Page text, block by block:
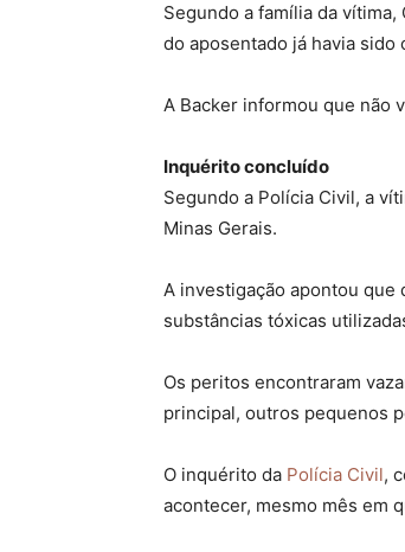
Segundo a família da
do aposentado já havia
A Backer informou que não
Inquérito concluído
Segundo a Polícia Civil, a
Minas Gerais.
A investigação apontou
substâncias tóxicas
Os peritos encontraram
principal, outros pequenos
O inquérito da Polícia Civil,
acontecer, mesmo mês em